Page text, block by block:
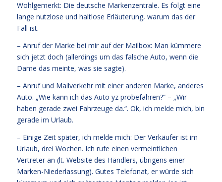
Wohlgemerkt: Die deutsche Markenzentrale. Es folgt eine
lange nutzlose und haltlose Erläuterung, warum das der
Fall ist.
– Anruf der Marke bei mir auf der Mailbox: Man kümmere
sich jetzt doch (allerdings um das falsche Auto, wenn die
Dame das meinte, was sie sagte).
– Anruf und Mailverkehr mit einer anderen Marke, anderes
Auto. „Wie kann ich das Auto yz probefahren?“ – „Wir
haben gerade zwei Fahrzeuge da.“. Ok, ich melde mich, bin
gerade im Urlaub.
– Einige Zeit später, ich melde mich: Der Verkäufer ist im
Urlaub, drei Wochen. Ich rufe einen vermeintlichen
Vertreter an (lt. Website des Händlers, übrigens einer
Marken-Niederlassung). Gutes Telefonat, er würde sich